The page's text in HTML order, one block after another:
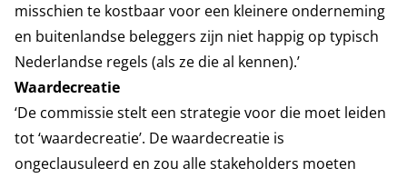
misschien te kostbaar voor een kleinere onderneming
en buitenlandse beleggers zijn niet happig op typisch
Nederlandse regels (als ze die al kennen).’
Waardecreatie
‘De commissie stelt een strategie voor die moet leiden
tot ‘waardecreatie’. De waardecreatie is
ongeclausuleerd en zou alle stakeholders moeten